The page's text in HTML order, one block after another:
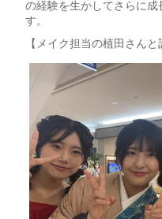
の経験を生かしてさらに
す。
【メイク担当の植田さんと